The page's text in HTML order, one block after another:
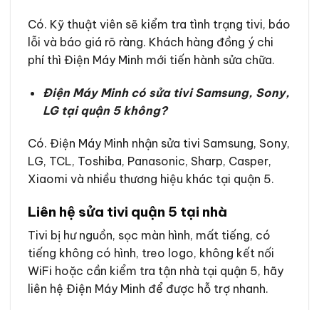
Có. Kỹ thuật viên sẽ kiểm tra tình trạng tivi, báo
lỗi và báo giá rõ ràng. Khách hàng đồng ý chi
phí thì Điện Máy Minh mới tiến hành sửa chữa.
Điện Máy Minh có sửa tivi Samsung, Sony,
LG tại quận 5 không?
Có. Điện Máy Minh nhận sửa tivi Samsung, Sony,
LG, TCL, Toshiba, Panasonic, Sharp, Casper,
Xiaomi và nhiều thương hiệu khác tại quận 5.
Liên hệ sửa tivi quận 5 tại nhà
Tivi bị hư nguồn, sọc màn hình, mất tiếng, có
tiếng không có hình, treo logo, không kết nối
WiFi hoặc cần kiểm tra tận nhà tại quận 5, hãy
liên hệ Điện Máy Minh để được hỗ trợ nhanh.